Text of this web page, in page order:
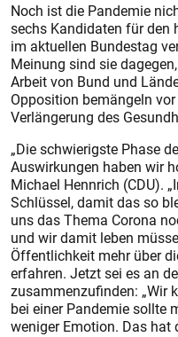
Noch ist die Pandemie
sechs Kandidaten für den
im aktuellen Bundestag
Meinung sind sie
Arbeit von Bund und
Opposition bemängeln
Verlängerung des
„Die schwierigste Phase
Auswirkungen haben wir
Michael Hennrich (CDU).
Schlüssel, damit das so
uns das Thema ­Corona
und wir damit leben
Öffentlichkeit mehr über
erfahren. Jetzt sei es an
zusammenzufinden: „Wir
bei einer Pandemie sollte
weniger Emotion. Das hat